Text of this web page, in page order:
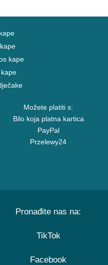
kape
Možete platiti s:
Bilo koja platna kartica
PayPal
Przelewy24
Pronađite nas na:
TikTok
Facebook